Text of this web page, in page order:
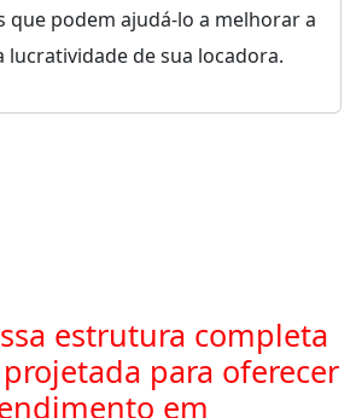
que podem ajudá-lo a melhorar a
lucratividade de sua locadora.
estrutura completa
para oferecer
em